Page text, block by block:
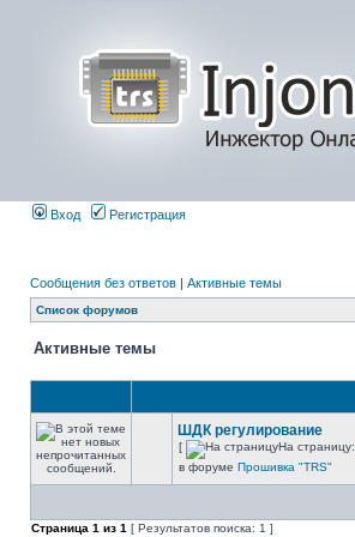
Вход Регистрация
Сообщения без ответов | Активные темы
Список форумов
Активные темы
ШДК регулирование
[ На страницу:
в форуме Прошивка "TRS"
Страница 1 из 1 [ Результатов поиска: 1 ]